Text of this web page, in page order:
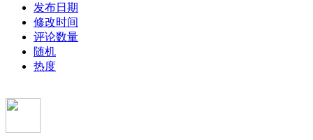
发布日期
修改时间
评论数量
随机
热度